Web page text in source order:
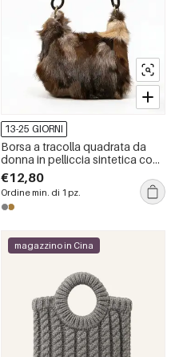
13-25 GIORNI
Borsa a tracolla quadrata da
donna in pelliccia sintetica con
motivo patchwork soffice, stile
casual.
€12,80
Ordine min. di 1 pz.
magazzino in Cina